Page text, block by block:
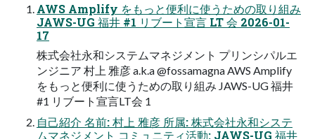
AWS Amplify をもっと便利に使うための取り組み
JAWS-UG 福井 #1 リブート宣言 LT 会 2026-01-
17
株式会社永和システムマネジメント プリンシパルエ
ンジニア 村上 雅彦 a.k.a @fossamagna AWS Amplify
をもっと便利に使うための取り組み JAWS-UG 福井
#1 リブート宣言LT会 1
自己紹介 名前: 村上 雅彦 所属: 株式会社永和システ
ムマネジメント コミュニティ活動: JAWS-UG 福井